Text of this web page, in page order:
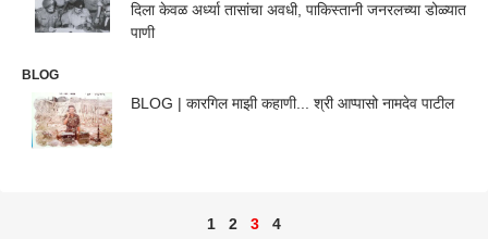
दिला केवळ अर्ध्या तासांचा अवधी, पाकिस्तानी जनरलच्या डोळ्यात
पाणी
BLOG
BLOG | कारगिल माझी कहाणी... श्री आप्पासो नामदेव पाटील
1 2 3 4